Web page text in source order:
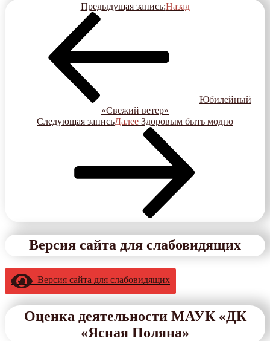
Предыдущая запись:Назад
Юбилейный
«Свежий ветер»
Следующая записьДалее Здоровым быть модно
Версия сайта для слабовидящих
Версия сайта для слабовидящих
Оценка деятельности МАУК «ДК
«Ясная Поляна»